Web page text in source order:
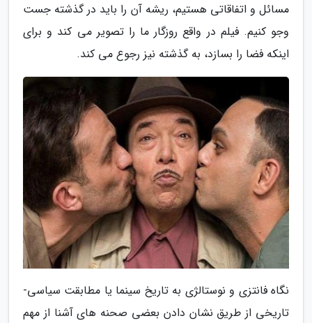
مسائل و اتفاقاتی هستیم، ریشه آن را باید در گذشته جست
وجو کنیم. فیلم در واقع روزگار ما را تصویر می کند و برای
اینکه فضا را بسازد، به گذشته نیز رجوع می کند.
نگاه فانتزی و نوستالژی به تاریخ سینما یا مطابقت سیاسی-
تاریخی از طریق نشان دادن بعضی صحنه های آشنا از مهم